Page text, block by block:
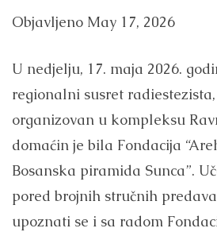
Objavljeno May 17, 2026
U nedjelju, 17. maja 2026.
regionalni susret
organizovan u kompleksu
domaćin je bila Fondacija
Bosanska piramida Sunca”.
pored brojnih stručnih
upoznati se i sa radom